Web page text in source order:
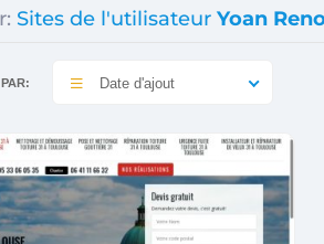
Sites de l'utilisateur Yoan
Date d'ajout